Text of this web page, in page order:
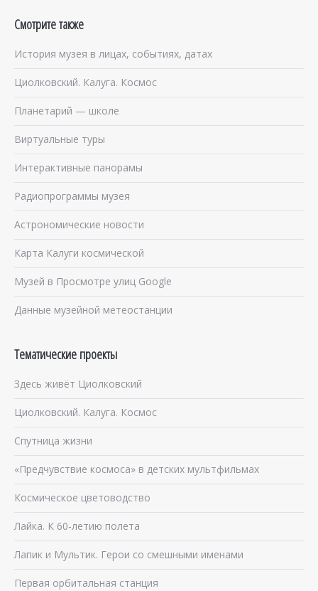
Смотрите также
История музея в лицах, событиях, датах
Циолковский. Калуга. Космос
Планетарий — школе
Виртуальные туры
Интерактивные панорамы
Радиопрограммы музея
Астрономические новости
Карта Калуги космической
Музей в Просмотре улиц Google
Данные музейной метеостанции
Тематические проекты
Здесь живёт Циолковский
Циолковский. Калуга. Космос
Спутница жизни
«Предчувствие космоса» в детских мультфильмах
Космическое цветоводство
Лайка. К 60-летию полета
Лапик и Мультик. Герои со смешными именами
Первая орбитальная станция